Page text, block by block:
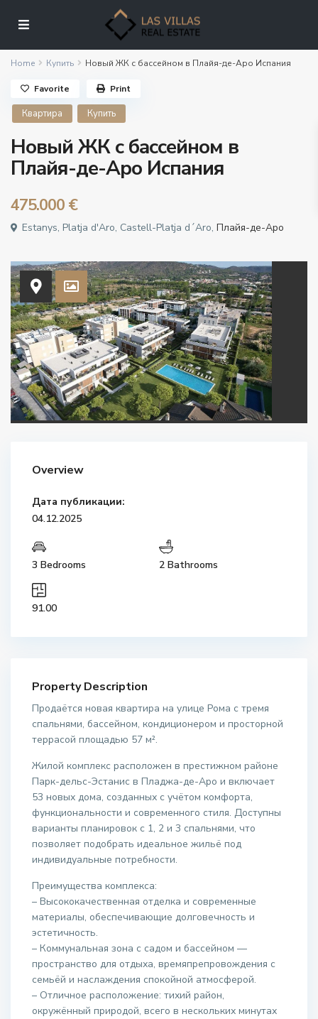
Home Купить Новый ЖК с бассейном в Плайя-де-Аро Испания
Квартира Купить
Новый ЖК с бассейном в
Плайя-де-Аро Испания
475.000 €
Estanys, Platja d'Aro, Castell-Platja d´Aro,Плайя-де-Аро
Favorite Print
Overview
Дата публикации:
04.12.2025
3 Bedrooms 2 Bathrooms
91.00
Property Description
Продаётся новая квартира на улице Рома с тремя
спальнями, бассейном, кондиционером и просторной
террасой площадью 57 м².
Жилой комплекс расположен в престижном районе
Парк-дельс-Эстанис в Пладжа-де-Аро и включает
53 новых дома, созданных с учётом комфорта,
функциональности и современного стиля. Доступны
варианты планировок с 1, 2 и 3 спальнями, что
позволяет подобрать идеальное жильё под
индивидуальные потребности.
Преимущества комплекса:
– Высококачественная отделка и современные
материалы, обеспечивающие долговечность и
эстетичность.
– Коммунальная зона с садом и бассейном —
пространство для отдыха, времяпрепровождения с
семьёй и наслаждения спокойной атмосферой.
– Отличное расположение: тихий район,
окружённый природой, всего в нескольких минутах